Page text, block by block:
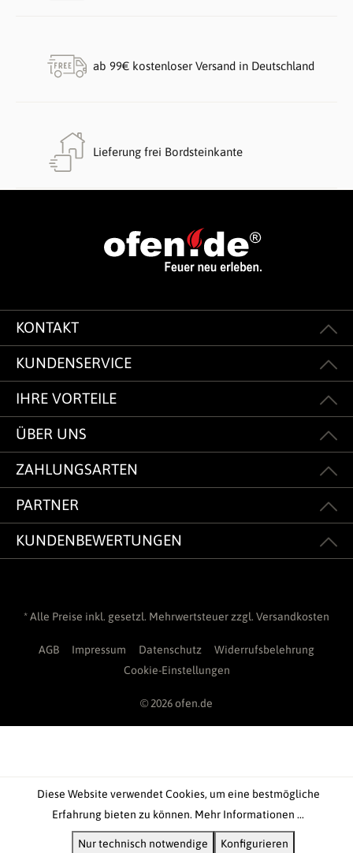
ab 99€ kostenloser Versand in Deutschland
Lieferung frei Bordsteinkante
KONTAKT
KUNDENSERVICE
IHRE VORTEILE
ÜBER UNS
ZAHLUNGSARTEN
PARTNER
KUNDENBEWERTUNGEN
* Alle Preise inkl. gesetzl. Mehrwertsteuer zzgl. Versandkosten
AGB Impressum Datenschutz
Widerrufsbelehrung
Cookie-Einstellungen
© 2026 ofen.de
Diese Website verwendet Cookies, um eine bestmögliche
Erfahrung bieten zu können. Mehr Informationen ...
Nur technisch notwendige Konfigurieren